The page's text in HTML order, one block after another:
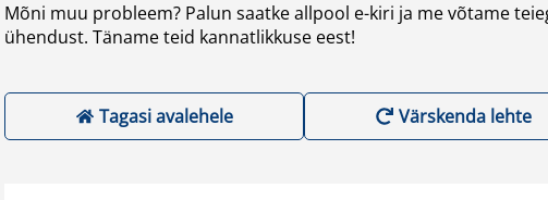
Mõni muu probleem? Palun saatke allpool e-kiri ja me võtame
ühendust. Täname teid kannatlikkuse eest!
Tagasi avalehele Värskenda lehte